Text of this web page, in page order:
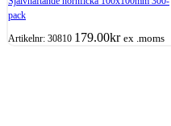
pack
Artikelnr: 30810 179.00kr ex .moms